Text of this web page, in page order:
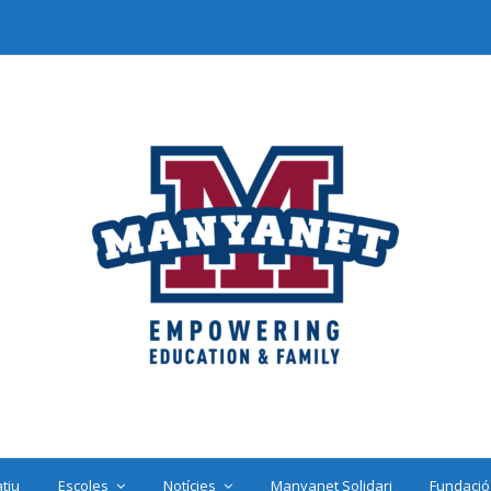
Escoles Notícies Manyanet Solidari Fundació